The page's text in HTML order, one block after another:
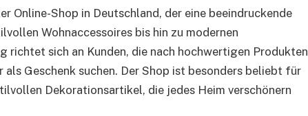
Online-Shop in Deutschland, der eine beeindruckende
Wohnaccessoires bis hin zu modernen
richtet sich an Kunden, die nach hochwertigen Produkten
als Geschenk suchen. Der Shop ist besonders beliebt für
Dekorationsartikel, die jedes Heim verschönern